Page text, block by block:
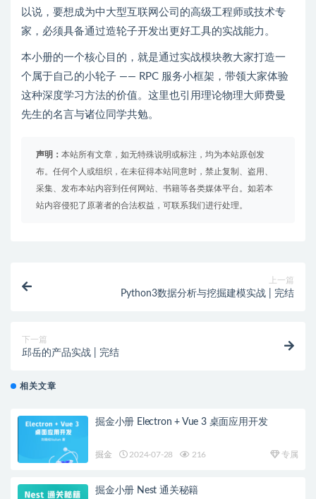
以说，要想成为中大型互联网公司的高级工程师或技术专
家，必须具备通过造轮子开发出更好工具的实战能力。
本小册的一个核心目的，就是通过实战模块教大家打造一
个属于自己的小轮子 —— RPC 服务小框架，带领大家体验
这种深度学习方法的价值。这里也引用理论物理大师费曼
先生的名言与诸位同学共勉。
声明： 本站所有文章，如无特殊说明或标注，均为本站原创发
布。任何个人或组织，在未征得本站同意时，禁止复制、盗用、
采集、发布本站内容到任何网站、书籍等各类媒体平台。如若本
站内容侵犯了原著者的合法权益，可联系我们进行处理。
上一篇
Python3数据分析与挖掘建模实战 | 完结
下一篇
邱岳的产品实战 | 完结
相关文章
掘金小册 Electron + Vue 3 桌面应用开发
掘金 2024-07-28 216 专属
掘金小册 Nest 通关秘籍